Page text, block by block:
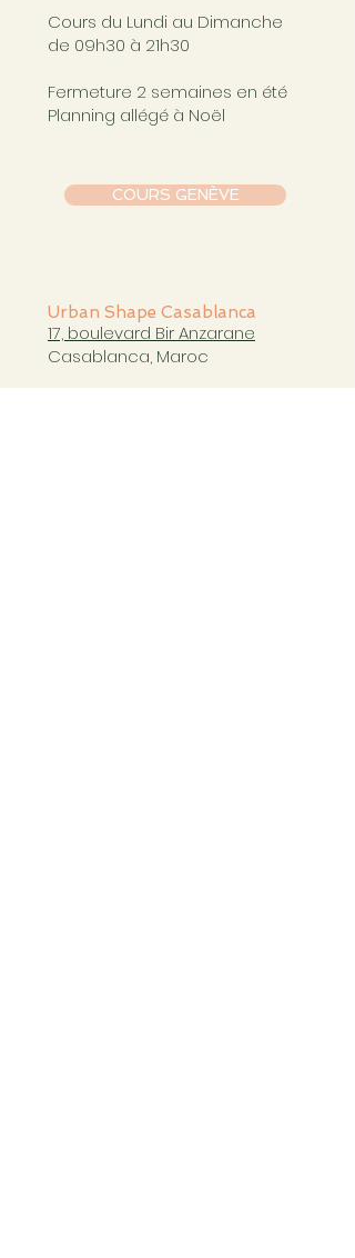
COURS GENÈVE
Cours du Lundi au Dimanche
de 09h30 à 21h30
Fermeture 2 semaines en été
Planning allégé à Noël
Urban Shape Casablanca
17, boulevard Bir Anzarane
Casablanca, Maroc